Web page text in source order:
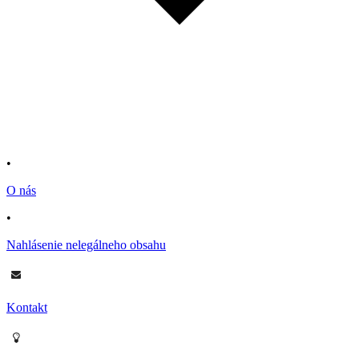
•
O nás
•
Nahlásenie nelegálneho obsahu
Kontakt